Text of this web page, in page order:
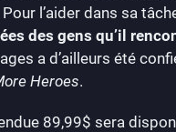
l’aider dans sa
des gens qu’il
a d’ailleurs été
Heroes.
89,99$ sera